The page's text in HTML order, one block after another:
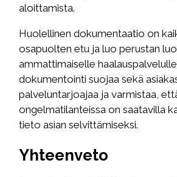
aloittamista.
Huolellinen dokumentaatio on
osapuolten etu ja luo perustan
ammattimaiselle
dokumentointi suojaa sekä
palveluntarjoajaa ja varmistaa,
ongelmatilanteissa on saatavilla
tieto asian selvittämiseksi.
Yhteenveto